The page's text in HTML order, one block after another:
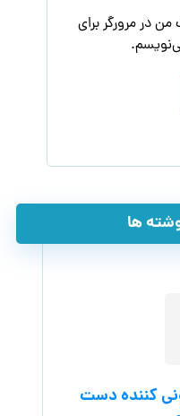
در مرورگر برای
ها
کننده دست